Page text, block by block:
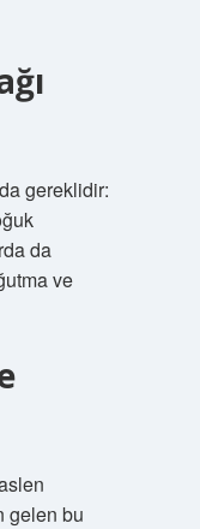
gereklidir:
da
ve
gelen bu